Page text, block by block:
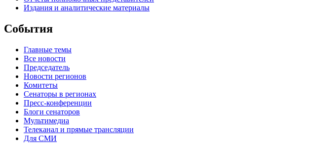
Издания и аналитические материалы
События
Главные темы
Все новости
Председатель
Новости регионов
Комитеты
Сенаторы в регионах
Пресс-конференции
Блоги сенаторов
Мультимедиа
Телеканал и прямые трансляции
Для СМИ